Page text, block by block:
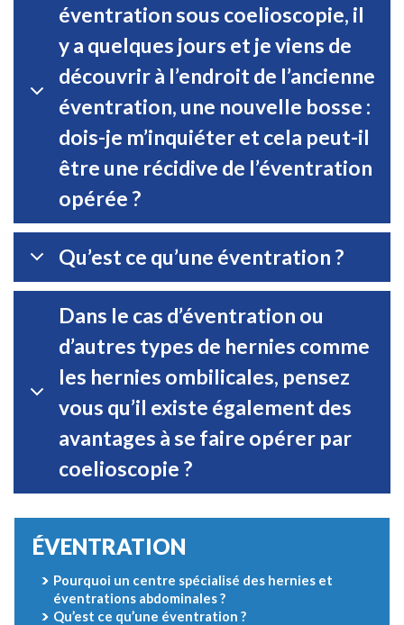
éventration sous coelioscopie, il
y a quelques jours et je viens de
découvrir à l’endroit de l’ancienne
éventration, une nouvelle bosse :
dois-je m’inquiéter et cela peut-il
être une récidive de l’éventration
opérée ?
Qu’est ce qu’une éventration ?
Dans le cas d’éventration ou
d’autres types de hernies comme
les hernies ombilicales, pensez
vous qu’il existe également des
avantages à se faire opérer par
coelioscopie ?
ÉVENTRATION
Pourquoi un centre spécialisé des hernies et
éventrations abdominales ?
Qu’est ce qu’une éventration ?